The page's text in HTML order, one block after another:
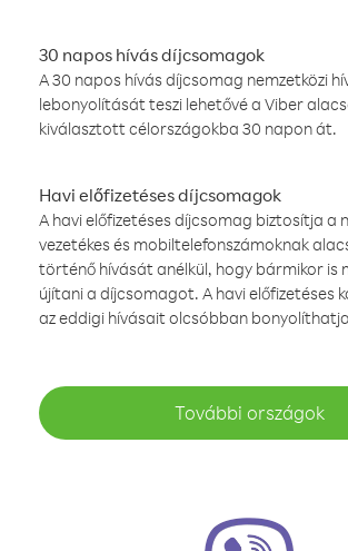
30 napos hívás díjcsomagok
A 30 napos hívás díjcsomag nemzetközi
lebonyolítását teszi lehetővé a Viber
kiválasztott célországokba 30 napon át.
Havi előfizetéses díjcsomagok
A havi előfizetéses díjcsomag biztosítja a
vezetékes és mobiltelefonszámoknak
történő hívását anélkül, hogy bármikor is
újítani a díjcsomagot. A havi előfizetéses
az eddigi hívásait olcsóbban
További országok